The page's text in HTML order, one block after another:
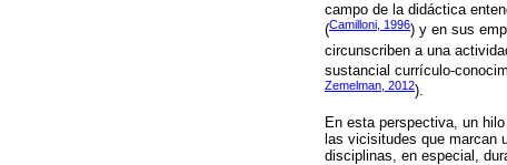
campo de la didáctica
(Camilloni, 1996) y en sus
circunscriben a una
sustancial currículo-
Zemelman, 2012).
En esta perspectiva, un
las vicisitudes que marcan
disciplinas, en especial,